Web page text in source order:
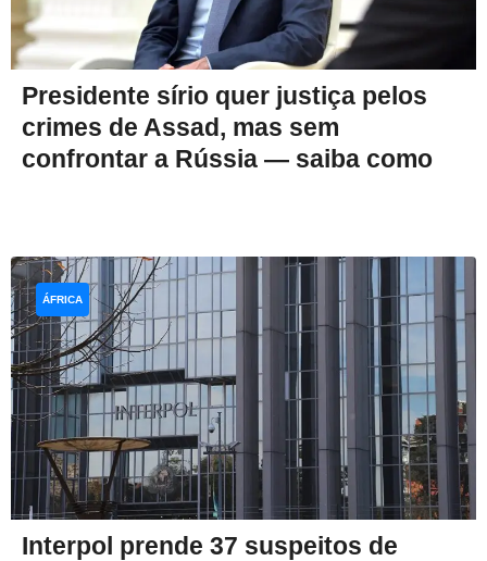
Presidente sírio quer justiça pelos
crimes de Assad, mas sem
confrontar a Rússia — saiba como
Interpol prende 37 suspeitos de
ÁFRICA